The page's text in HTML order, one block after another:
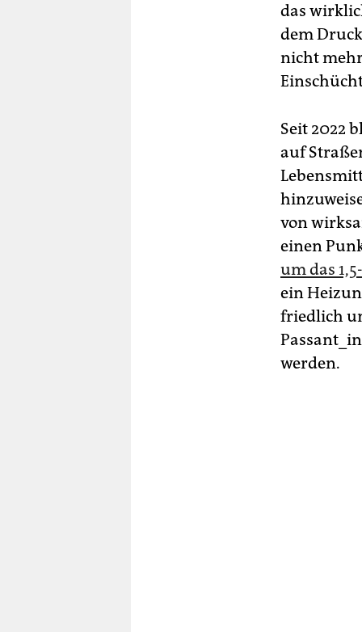
das
dem
nicht
Seit 2022
auf
von
einen
um das
ein
friedlich
werden.